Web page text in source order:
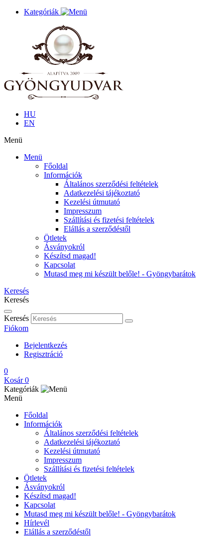
Kategóriák
HU
EN
Menü
Menü
Főoldal
Információk
Általános szerződési feltételek
Adatkezelési tájékoztató
Kezelési útmutató
Impresszum
Szállítási és fizetési feltételek
Elállás a szerződéstől
Ötletek
Ásványokról
Készítsd magad!
Kapcsolat
Mutasd meg mi készült belőle! - Gyöngybarátok
Keresés
Keresés
Keresés
Fiókom
Bejelentkezés
Regisztráció
0
Kosár 0
Kategóriák
Menü
Főoldal
Információk
Általános szerződési feltételek
Adatkezelési tájékoztató
Kezelési útmutató
Impresszum
Szállítási és fizetési feltételek
Ötletek
Ásványokról
Készítsd magad!
Kapcsolat
Mutasd meg mi készült belőle! - Gyöngybarátok
Hírlevél
Elállás a szerződéstől